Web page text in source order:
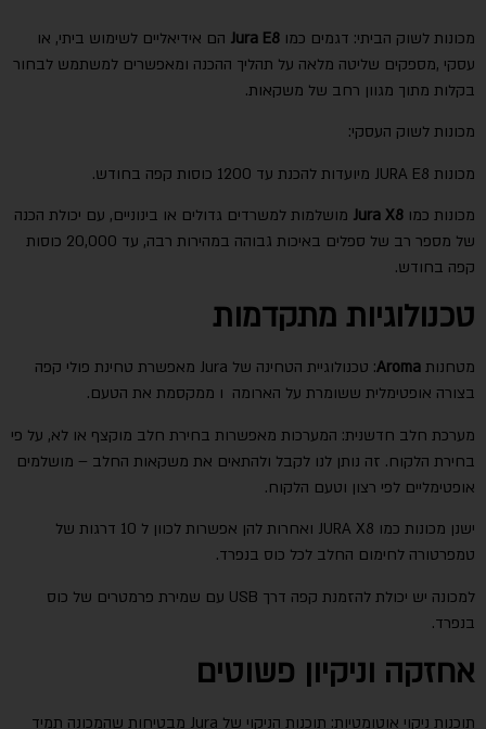
מכונות לשוק הביתי: דגמים כמו Jura E8 הם אידיאליים לשימוש ביתי, או
עסקי ,מספקים שליטה מלאה על תהליך ההכנה ומאפשרים למשתמש לבחור
בקלות מתוך מגוון רחב של משקאות.
מכונות לשוק העסקי:
מכונות JURA E8 מיועדות להכנת עד 1200 כוסות קפה בחודש.
מכונות כמו Jura X8 מושלמות למשרדים גדולים או בינוניים, עם יכולת הכנה
של מספר רב של ספלים באיכות גבוהה במהירות רבה, עד 20,000 כוסות
קפה בחודש.
טכנולוגיות מתקדמות
מטחנות Aroma
: טכנולוגיית הטחינה של Jura מאפשרת טחינת פולי קפה
בצורה אופטימלית ששומרת על הארומה ו ממקסמת את הטעם.
מערכת חלב חדשנית: המערכות מאפשרות בחירת חלב מוקצף או לא, על פי
בחירת הלקוח. זה נותן לנו לקבל ולהתאים את משקאות החלב – מושלמים
אופטימליים לפי רצון וטעם הלקוח.
ישנן מכונות כמו JURA X8 ואחרות להן אפשרות לכוון ל 10 דרגות של
טמפרטורה לחימום החלב לכל כוס בנפרד.
למכונה יש יכולת להזמנת קפה דרך USB עם שמירת פרמטרים של כוס
בנפרד.
אחזקה וניקיון פשוטים
תוכנות ניקוי אוטומטיות: תוכנות הניקוי של Jura מבטיחות שהמכונה תמיד